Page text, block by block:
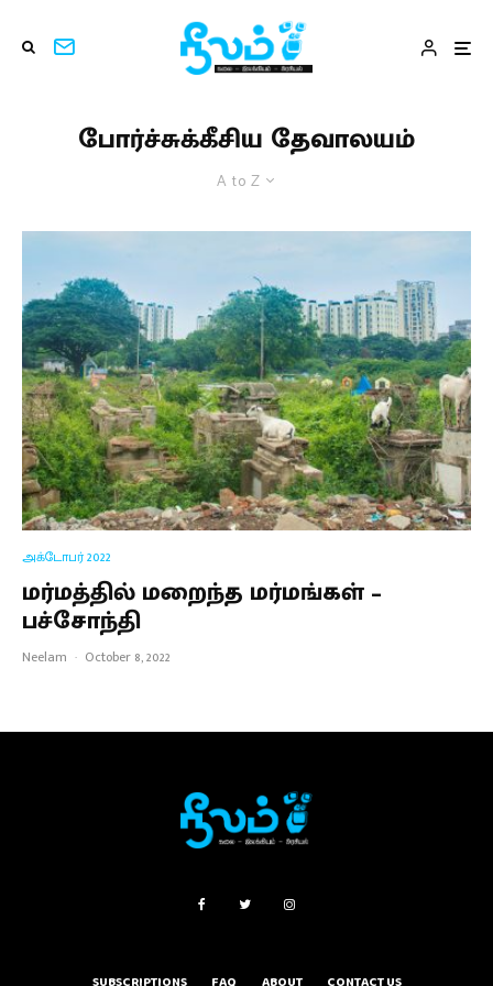
போர்ச்சுக்கீசிய தேவாலயம்
A to Z
அக்டோபர் 2022
மர்மத்தில் மறைந்த மர்மங்கள் –
பச்சோந்தி
Neelam · October 8, 2022